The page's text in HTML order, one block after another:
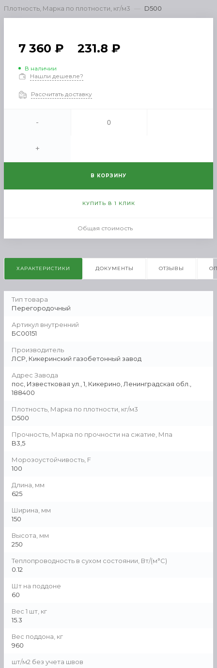
Плотность, Марка по плотности, кг/м3 — D500
7 360 ₽ 231.8 ₽
В наличии
Нашли дешевле?
Рассчитать доставку
-
+
В КОРЗИНУ
КУПИТЬ В 1 КЛИК
Общая стоимость
ХАРАКТЕРИСТИКИ ДОКУМЕНТЫ ОТЗЫВЫ
Тип товара
Перегородочный
Артикул внутренний
БС00151
Производитель
ЛСР, Кикеринский газобетонный завод
Адрес Завода
пос, Известковая ул., 1, Кикерино, Ленинградская обл.,
188400
Плотность, Марка по плотности, кг/м3
D500
Прочность, Марка по прочности на сжатие, Мпа
B3,5
Морозоустойчивость, F
100
Длина, мм
625
Ширина, мм
150
Высота, мм
250
Теплопроводность в сухом состоянии, Вт/(м°С)
0.12
Шт на поддоне
60
Вес 1 шт, кг
15.3
Вес поддона, кг
960
шт/м2 без учета швов